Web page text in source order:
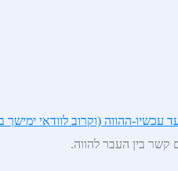
ההווה (וקרוב לוודאי ימישך
בין העבר להווה.